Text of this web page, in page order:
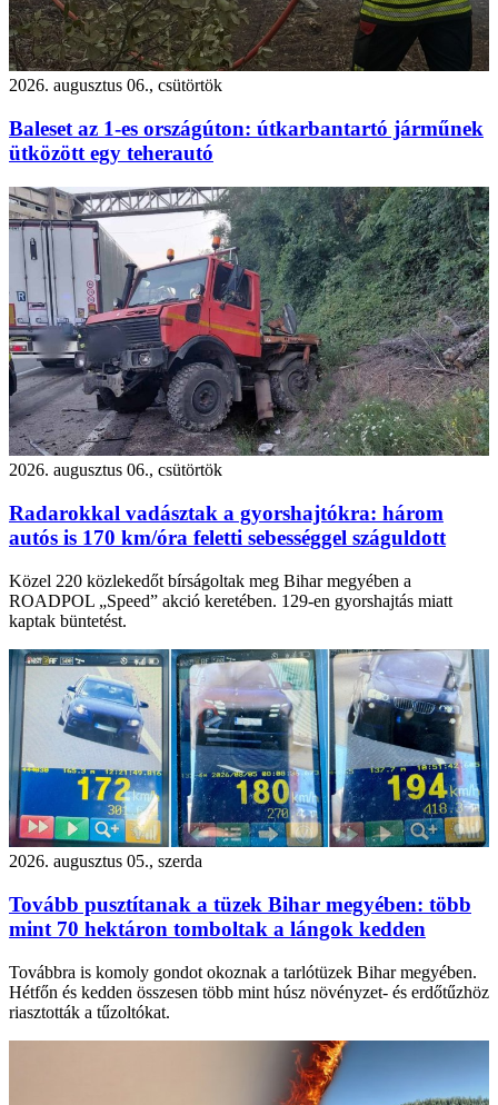
2026. augusztus 06., csütörtök
Baleset az 1-es országúton: útkarbantartó járműnek
ütközött egy teherautó
2026. augusztus 06., csütörtök
Radarokkal vadásztak a gyorshajtókra: három
autós is 170 km/óra feletti sebességgel száguldott
Közel 220 közlekedőt bírságoltak meg Bihar megyében a
ROADPOL „Speed” akció keretében. 129-en gyorshajtás miatt
kaptak büntetést.
2026. augusztus 05., szerda
Tovább pusztítanak a tüzek Bihar megyében: több
mint 70 hektáron tomboltak a lángok kedden
Továbbra is komoly gondot okoznak a tarlótüzek Bihar megyében.
Hétfőn és kedden összesen több mint húsz növényzet- és erdőtűzhöz
riasztották a tűzoltókat.